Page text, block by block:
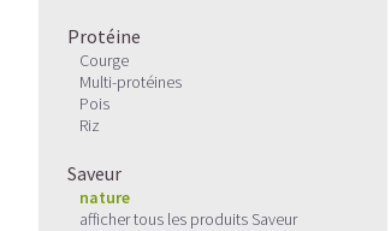
Protéine
Courge
Multi-protéines
Pois
Riz
Saveur
nature
afficher tous les produits Saveur